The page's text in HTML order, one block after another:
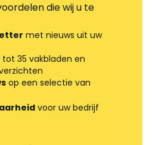
die wij u te
met nieuws uit uw
tot 35 vakbladen en
op een selectie van
voor uw bedrijf